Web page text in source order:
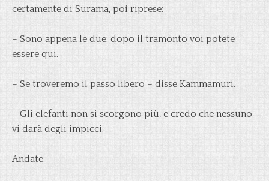
certamente di Surama, poi riprese:
– Sono appena le due: dopo il tramonto voi potete
essere qui.
– Se troveremo il passo libero – disse Kammamuri.
– Gli elefanti non si scorgono più, e credo che nessuno
vi darà degli impicci.
Andate. –